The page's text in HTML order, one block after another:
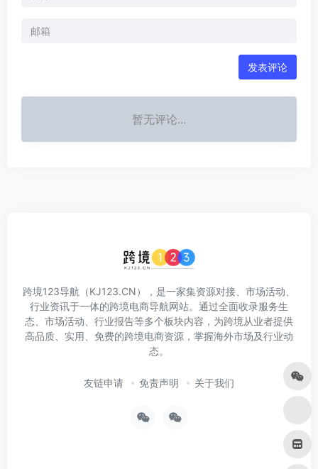
发表评论
暂无评论...
跨境123导航（KJ123.CN），是一家集资源对接、市场活动、
行业资讯于一体的跨境电商导航网站。通过全面收录服务生
态、市场活动、行业报告等多个板块内容，为跨境从业者提供
高品质、实用、免费的跨境电商资源，掌握海外市场及行业动
态。
友链申请 免责声明 关于我们